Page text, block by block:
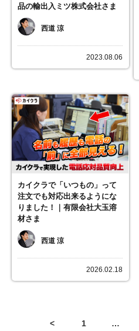
品の輸出入ミツ株式会社さま
西道 涼
2023.08.06
カイクラで「いつもの」って
注文でも対応出来るようにな
りました！｜有限会社大玉溶
材さま
西道 涼
2026.02.18
< 1 …